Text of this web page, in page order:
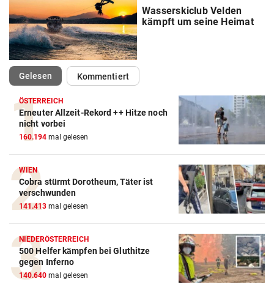
Wasserskiclub Velden
kämpft um seine Heimat
Gelesen(ausgewählt)Kommentiert
ÖSTERREICH
Erneuter Allzeit-Rekord ++ Hitze noch
nicht vorbei
160.194 mal gelesen
WIEN
Cobra stürmt Dorotheum, Täter ist
verschwunden
141.413 mal gelesen
NIEDERÖSTERREICH
500 Helfer kämpfen bei Gluthitze
gegen Inferno
140.640 mal gelesen